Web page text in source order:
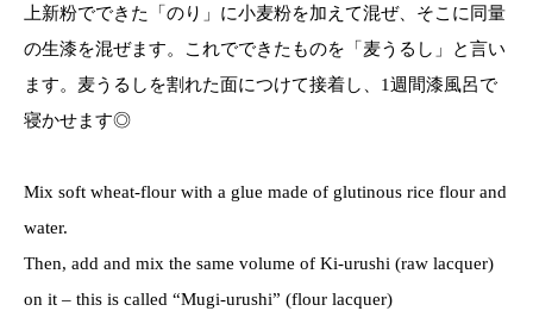
上新粉でできた「のり」に小麦粉を加えて混ぜ、そこに同量
の生漆を混ぜます。これでできたものを「麦うるし」と言い
ます。麦うるしを割れた面につけて接着し、1週間漆風呂で
寝かせます◎
Mix soft wheat-flour with a glue made of glutinous rice flour and
water.
Then, add and mix the same volume of Ki-urushi (raw lacquer)
on it – this is called “Mugi-urushi” (flour lacquer)